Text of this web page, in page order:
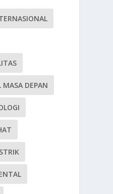
DEPAN